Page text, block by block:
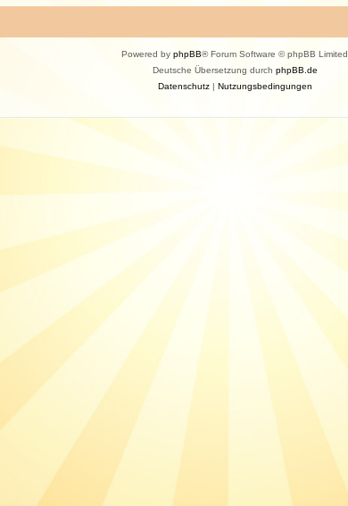
Powered by phpBB® Forum Software © phpBB Limited
Deutsche Übersetzung durch phpBB.de
Datenschutz| Nutzungsbedingungen